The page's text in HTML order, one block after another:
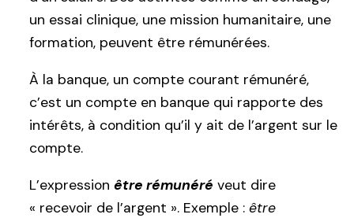
un essai clinique, une mission humanitaire, une
formation, peuvent être rémunérées.
À la banque, un compte courant rémunéré,
c’est un compte en banque qui rapporte des
intérêts, à condition qu’il y ait de l’argent sur le
compte.
L’expression être rémunéré veut dire
« recevoir de l’argent ». Exemple : être